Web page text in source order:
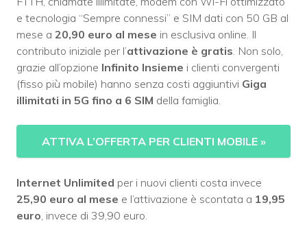
e tecnologia “Sempre connessi” e SIM dati con 50 GB al
mese a 20,90 euro al mese in esclusiva online. Il
contributo iniziale per l’attivazione è gratis. Non solo,
grazie all’opzione Infinito Insieme i clienti convergenti
(fisso più mobile) hanno senza costi aggiuntivi Giga
illimitati in 5G fino a 6 SIM della famiglia.
ATTIVA L’OFFERTA PER CLIENTI MOBILE »
Internet Unlimited per i nuovi clienti costa invece
25,90 euro al mese e l’attivazione è scontata a 19,95
euro, invece di 39,90 euro.